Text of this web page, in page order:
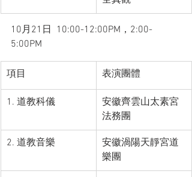
10月21日  10:00-12:00PM，2:00-
5:00PM
項目 表演團體
1. 道教科儀
安徽齊雲山太素宮
法務團
2. 道教音樂
安徽渦陽天靜宮道
樂團